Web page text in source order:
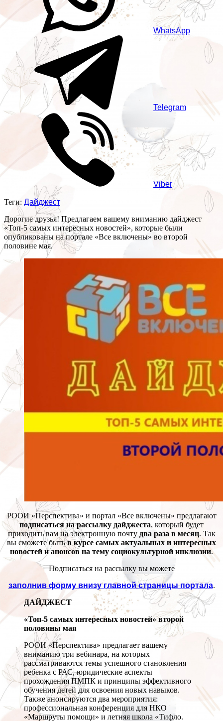
WhatsApp
Telegram
Viber
Теги: Дайджест
Дорогие друзья! Предлагаем вашему вниманию дайджест
«Топ-5 самых интересных новостей», которые были
опубликованы на портале «Все включены» во второй
половине мая.
РООИ «Перспектива» и портал «Все включены» предлагают
подписаться на рассылку дайджеста, который будет
приходить вам на электронную почту два раза в месяц. Так
вы сможете бытьв курсе самых актуальных и интересных
новостей и анонсов на тему социокультурной инклюзии.
Подписаться на рассылку вы можете
заполнив форму внизу главной страницы портала.
ДАЙДЖЕСТ
«Топ-5 самых интересных новостей» второй
половины мая
РООИ «Перспектива» предлагает вашему
вниманию три вебинара, на которых
рассматриваются темы успешного становления
ребенка с РАС, юридические аспекты
прохождения ПМПК и принципы эффективного
обучения детей для освоения новых навыков.
Также анонсируются два мероприятия:
профессиональная конференция для НКО
«Маршруты помощи» и летняя школа «Тифло.